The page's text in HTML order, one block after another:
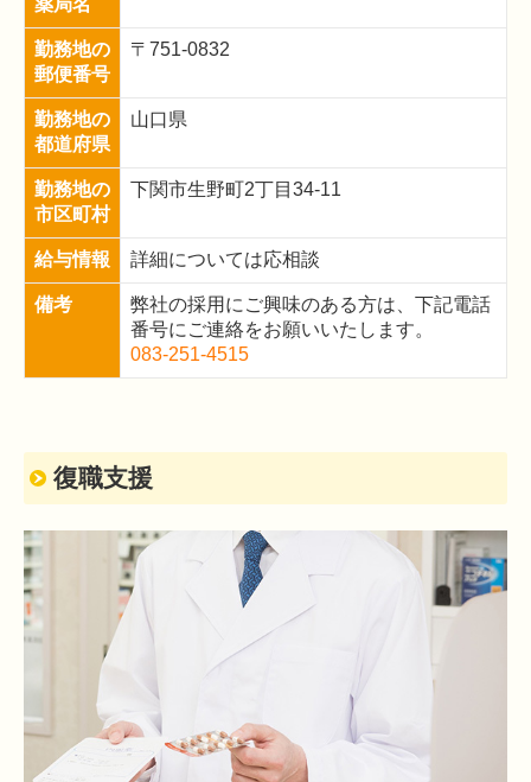
勤務地の
郵便番号
〒751-0832
勤務地の
都道府県
山口県
勤務地の
市区町村
下関市生野町2丁目34-11
給与情報 詳細については応相談
備考
弊社の採用にご興味のある方は、下記電話
番号にご連絡をお願いいたします。
083-251-4515
復職支援